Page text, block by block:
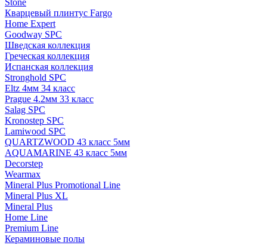
Stone
Кварцевый плинтус Fargo
Home Expert
Goodway SPC
Шведская коллекция
Греческая коллекция
Испанская коллекция
Stronghold SPC
Eltz 4мм 34 класс
Prague 4.2мм 33 класс
Salag SPC
Kronostep SPC
Lamiwood SPC
QUARTZWOOD 43 класс 5мм
AQUAMARINE 43 класс 5мм
Decorstep
Wearmax
Mineral Plus Promotional Line
Mineral Plus XL
Mineral Plus
Home Line
Premium Line
Кераминовые полы